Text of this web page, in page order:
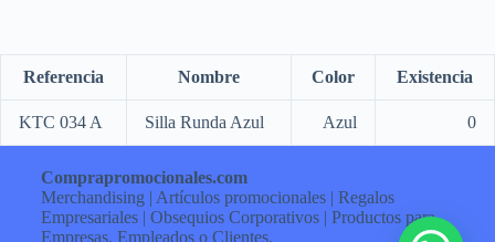
Referencia Nombre Color Existencia
KTC 034 A Silla Runda Azul Azul 0
Comprapromocionales.com
Merchandising | Artículos promocionales | Regalos
Empresariales | Obsequios Corporativos | Productos para
Empresas, Empleados o Clientes.